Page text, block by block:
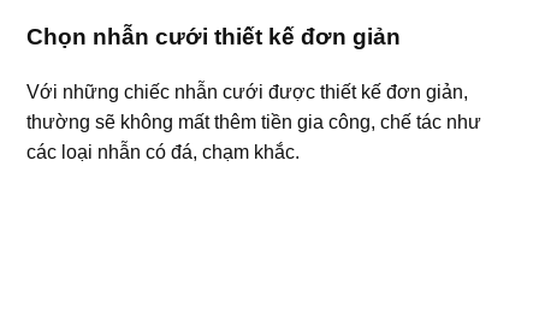
Chọn nhẫn cưới thiết kế đơn giản
Với những chiếc nhẫn cưới được thiết kế đơn giản,
thường sẽ không mất thêm tiền gia công, chế tác như
các loại nhẫn có đá, chạm khắc.